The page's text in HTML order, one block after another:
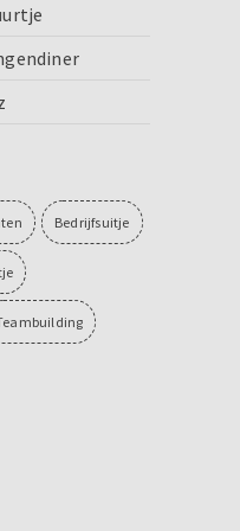
Bedrijfsuitje